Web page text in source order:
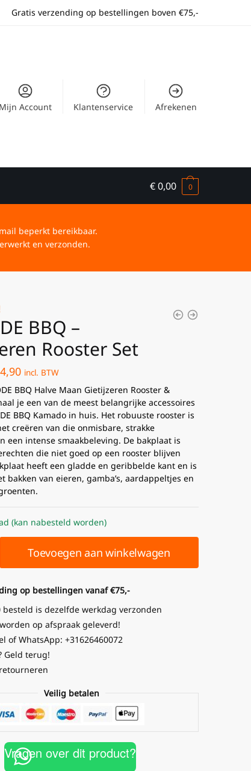
Gratis verzending op bestellingen boven €75,-
Mijn Account Klantenservice Afrekenen
€0,00 0
beperkt bereikbaar.
en verzonden.
BBQ –
Rooster Set
incl. BTW
BBQ Halve Maan Gietijzeren Rooster &
je een van de meest belangrijke accessoires
BBQ Kamado in huis. Het robuuste rooster is
creëren van die onmisbare, strakke
een intense smaakbeleving. De bakplaat is
die niet goed op een rooster blijven
heeft een gladde en geribbelde kant en is
bakken van eieren, gamba’s, aardappeltjes en
(kan nabesteld worden)
Toevoegen aan winkelwagen
op bestellingen vanaf €75,-
besteld is dezelfde werkdag verzonden
worden op afspraak geleverd!
of WhatsApp: +31626460072
Geld terug!
Veilig betalen
Vragen over dit product?